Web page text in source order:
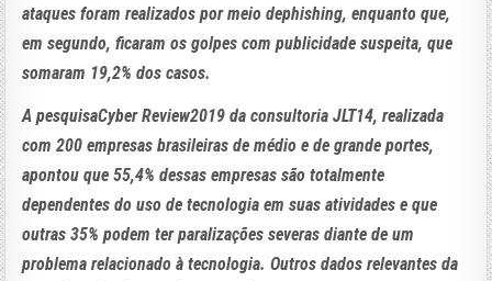
ataques foram realizados por meio dephishing, enquanto que,
em segundo, ficaram os golpes com publicidade suspeita, que
somaram 19,2% dos casos.
A pesquisaCyber Review2019 da consultoria JLT14, realizada
com 200 empresas brasileiras de médio e de grande portes,
apontou que 55,4% dessas empresas são totalmente
dependentes do uso de tecnologia em suas atividades e que
outras 35% podem ter paralizações severas diante de um
problema relacionado à tecnologia. Outros dados relevantes da